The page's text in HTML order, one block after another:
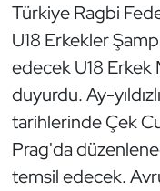
Türkiye Ragbi
U18 Erkekler
edecek U18 Erkek
duyurdu. Ay-
tarihlerinde Çek
Prag'da
temsil edecek.
Dans Sporları
Dövüş Sanatı
E-Spor
Eskrim